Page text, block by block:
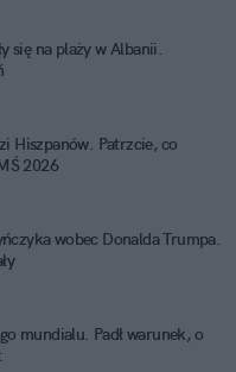
się na plaży w Albanii.
Hiszpanów. Patrzcie, co
2026
wobec Donalda Trumpa.
mundialu. Padł warunek, o